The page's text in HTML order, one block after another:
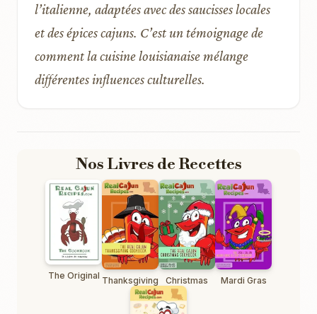
l’italienne, adaptées avec des saucisses locales
et des épices cajuns. C’est un témoignage de
comment la cuisine louisianaise mélange
différentes influences culturelles.
Nos Livres de Recettes
The Original Thanksgiving Christmas Mardi Gras